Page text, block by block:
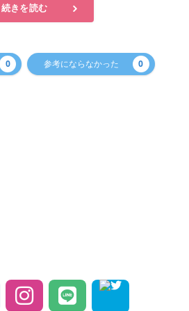
続きを読む
0 参考にならなかった 0